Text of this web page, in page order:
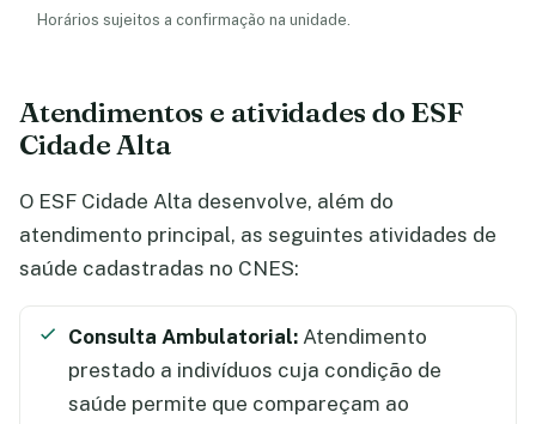
Horários sujeitos a confirmação na unidade.
Atendimentos e atividades do ESF
Cidade Alta
O ESF Cidade Alta desenvolve, além do
atendimento principal, as seguintes atividades de
saúde cadastradas no CNES:
Consulta Ambulatorial: Atendimento
prestado a indivíduos cuja condição de
saúde permite que compareçam ao